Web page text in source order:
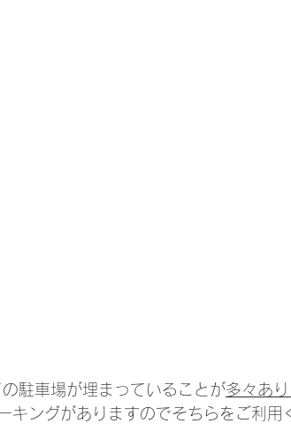
駐車場が埋まっていることが多々あ
キングがありますのでそちらをご利用